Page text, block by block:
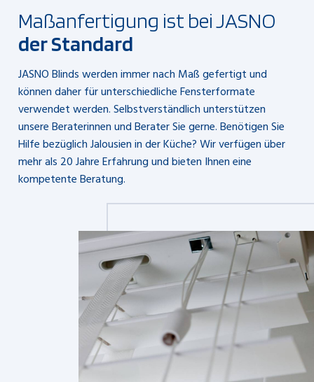
Maßanfertigung ist bei JASNO
der Standard
JASNO Blinds werden immer nach Maß gefertigt und
können daher für unterschiedliche Fensterformate
verwendet werden. Selbstverständlich unterstützen
unsere Beraterinnen und Berater Sie gerne. Benötigen Sie
Hilfe bezüglich Jalousien in der Küche? Wir verfügen über
mehr als 20 Jahre Erfahrung und bieten Ihnen eine
kompetente Beratung.